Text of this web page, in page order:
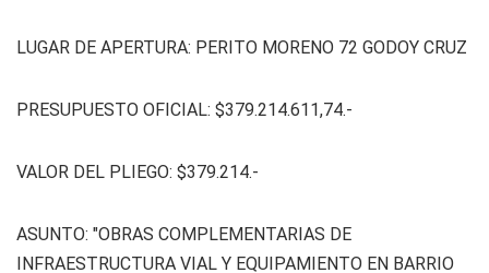
LUGAR DE APERTURA: PERITO MORENO 72 GODOY CRUZ
PRESUPUESTO OFICIAL: $379.214.611,74.-
VALOR DEL PLIEGO: $379.214.-
ASUNTO: "OBRAS COMPLEMENTARIAS DE
INFRAESTRUCTURA VIAL Y EQUIPAMIENTO EN BARRIO